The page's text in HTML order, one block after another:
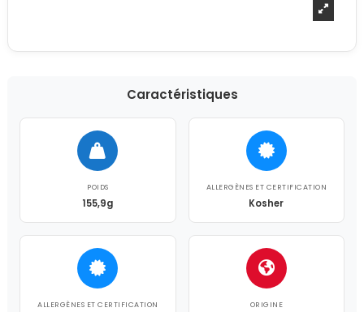
Caractéristiques
POIDS
155,9g
ALLERGÈNES ET CERTIFICATION
Kosher
ALLERGÈNES ET CERTIFICATION ORIGINE